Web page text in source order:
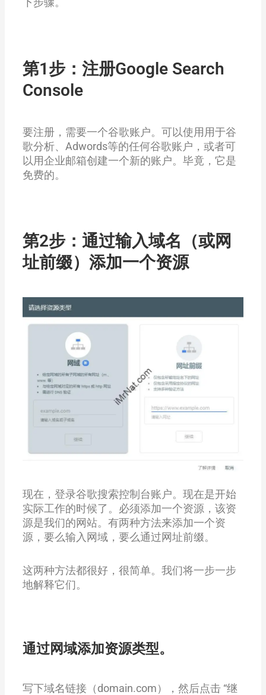
第1步：注册Google Search
Console
要注册，需要一个谷歌账户。可以使用用于谷
歌分析、Adwords等的任何谷歌账户，或者可
以用企业邮箱创建一个新的账户。毕竟，它是
免费的。
第2步：通过输入域名（或网
址前缀）添加一个资源
现在，登录谷歌搜索控制台账户。现在是开始
实际工作的时候了。必须添加一个资源，该资
源是我们的网站。有两种方法来添加一个资
源，要么输入网域，要么通过网址前缀。
这两种方法都很好，很简单。我们将一步一步
地解释它们。
通过网域添加资源类型。
写下域名链接（domain.com），然后点击 “继